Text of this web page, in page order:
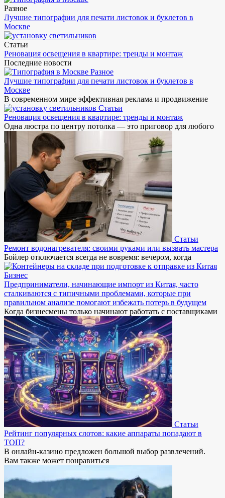
Разное
Лучшие типографии для печати листовок и буклетов в
Москве
Статьи
Реновация освещения в квартире: тренды и монтаж
Последние новости
Разное
Лучшие типографии для печати листовок и буклетов в
Москве
В современном мире эффективная реклама и продвижение
Статьи
Реновация освещения в квартире: тренды и монтаж
Одна люстра по центру потолка — это приговор для любого
Статьи
Ремонт водонагревателя: своими руками или вызвать мастера
Бойлер отключается всегда не вовремя: вечером, когда
Бизнес
Предприниматели, начинающие импорт из Китая, часто
сталкиваются с типичными проблемами, которые при
правильном анализе помогают избежать потерь в будущем
Когда бизнесмены только начинают работать с поставщиками
Статьи
Рейтинг популярных слотов: какие аппараты попадают в
ТОП?
В онлайн-казино предложен большой выбор развлечений.
Вам также может понравиться